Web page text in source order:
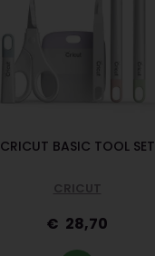
CRICUT BASIC TOOL SET
CRICUT
28,70